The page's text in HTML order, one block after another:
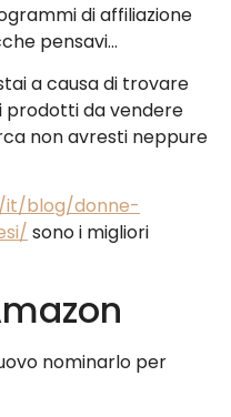
di affiliazione
pensavi…
a causa di trovare
da vendere
non avresti neppure
it/blog/donne-
sono i migliori
nominarlo per